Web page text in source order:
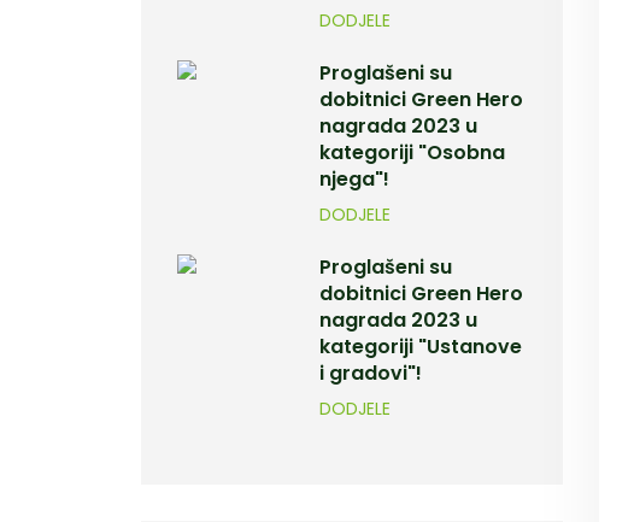
DODJELE
Proglašeni su
dobitnici Green Hero
nagrada 2023 u
kategoriji "Osobna
njega"!
DODJELE
Proglašeni su
dobitnici Green Hero
nagrada 2023 u
kategoriji "Ustanove
i gradovi"!
DODJELE